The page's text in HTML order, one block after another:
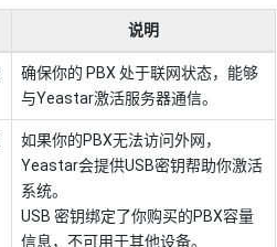
说明
确保你的 PBX 处于联网状态，能够
与Yeastar激活服务器通信。
如果你的PBX无法访问外网，
Yeastar会提供USB密钥帮助你激活
系统。
USB 密钥绑定了你购买的PBX容量
信息，不可用于其他设备。